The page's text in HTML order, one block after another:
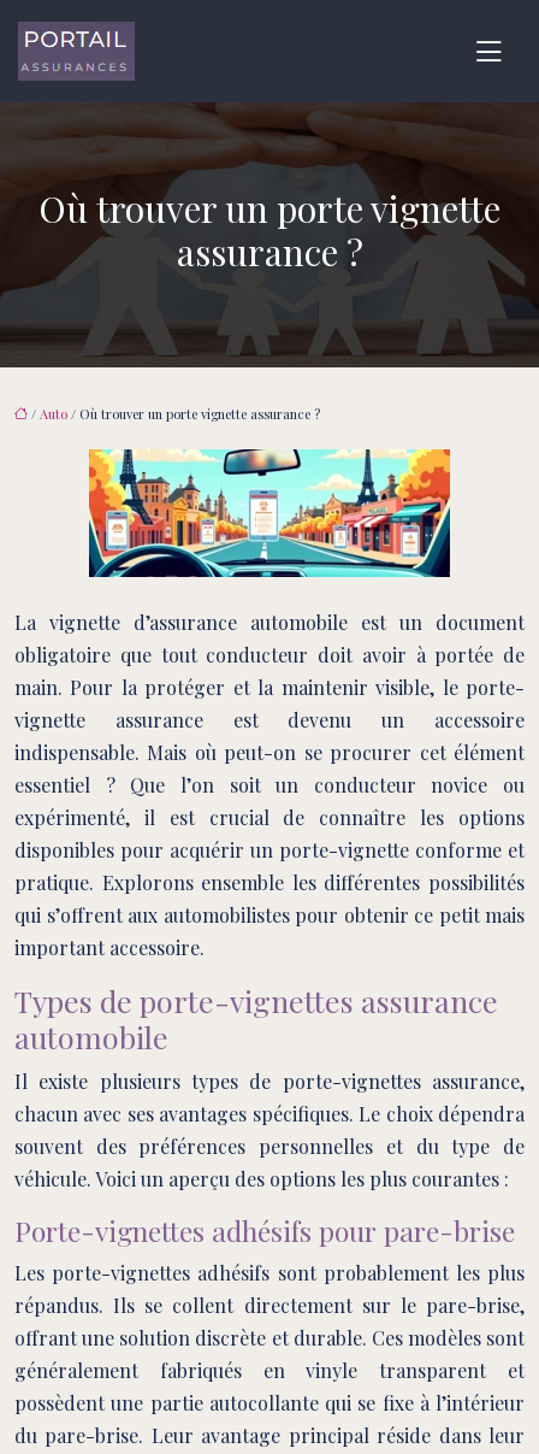
Où trouver un porte vignette
assurance ?
/ Auto / Où trouver un porte vignette assurance ?
La vignette d’assurance automobile est un document
obligatoire que tout conducteur doit avoir à portée de
main. Pour la protéger et la maintenir visible, le porte-
vignette assurance est devenu un accessoire
indispensable. Mais où peut-on se procurer cet élément
essentiel ? Que l’on soit un conducteur novice ou
expérimenté, il est crucial de connaître les options
disponibles pour acquérir un porte-vignette conforme et
pratique. Explorons ensemble les différentes possibilités
qui s’offrent aux automobilistes pour obtenir ce petit mais
important accessoire.
Types de porte-vignettes assurance
automobile
Il existe plusieurs types de porte-vignettes assurance,
chacun avec ses avantages spécifiques. Le choix dépendra
souvent des préférences personnelles et du type de
véhicule. Voici un aperçu des options les plus courantes :
Porte-vignettes adhésifs pour pare-brise
Les porte-vignettes adhésifs sont probablement les plus
répandus. Ils se collent directement sur le pare-brise,
offrant une solution discrète et durable. Ces modèles sont
généralement fabriqués en vinyle transparent et
possèdent une partie autocollante qui se fixe à l’intérieur
du pare-brise. Leur avantage principal réside dans leur